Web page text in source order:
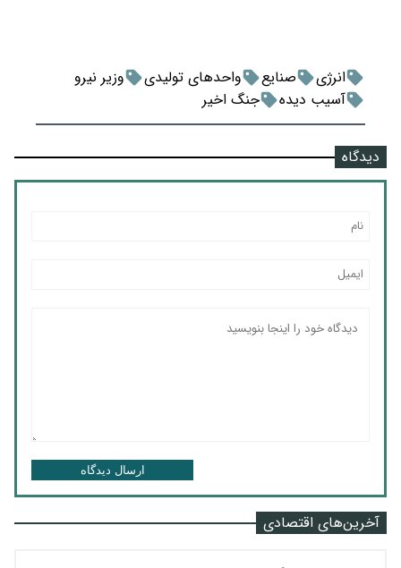
انرژی صنایع واحدهای تولیدی
وزیر نیرو
آسیب دیده
جنگ اخیر
دیدگاه
ارسال دیدگاه
آخرین‌های اقتصادی